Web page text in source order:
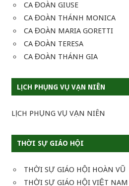
CA ĐOÀN GIUSE
CA ĐOÀN THÁNH MONICA
CA ĐOÀN MARIA GORETTI
CA ĐOÀN TERESA
CA ĐOÀN THÁNH GIA
LỊCH PHỤNG VỤ VẠN NIÊN
LỊCH PHỤNG VỤ VẠN NIÊN
THỜI SỰ GIÁO HỘI
THỜI SỰ GIÁO HỘI HOÀN VŨ
THỜI SỰ GIÁO HỘI VIỆT NAM